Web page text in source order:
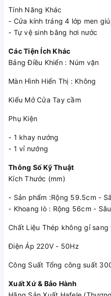
Lò nướng âm tủ Hafele HO-
Sản phẩm có màu đen chủ
với nhiều phong cách nội thất
không gỉ sáng bóng, có độ
Dung tích 70 lít -
Khoang lò nướng Hafele HO-
60cm (Ngang x Cao), dung
nhu cầu sử dụng của gia đình
Tính Năng Khác
- Cửa kính tráng 4 lớp men
- Tự vệ sinh bằng hơi nước
Các Tiện Ích Khác
Bảng Điều Khiển : Núm vặn
Màn Hình Hiển Thị : Không
Kiểu Mở Cửa Tay cầm
Phụ Kiện
- 1 khay nướng
- 1 vỉ nướng
Thông Số Kỹ Thuật
Kích Thước (mm)
- Sản phẩm :Rộng 59.5cm -
- Khoang lò : Rộng 56cm -
Chất Liệu Thép không gỉ sang
Điện Áp 220V - 50Hz
Công Suất Tổng công suất
Xuất Xứ & Bảo Hành